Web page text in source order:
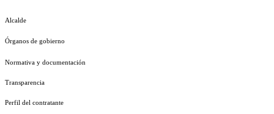
Alcalde
Órganos de gobierno
Normativa y documentación
Transparencia
Perfil del contratante